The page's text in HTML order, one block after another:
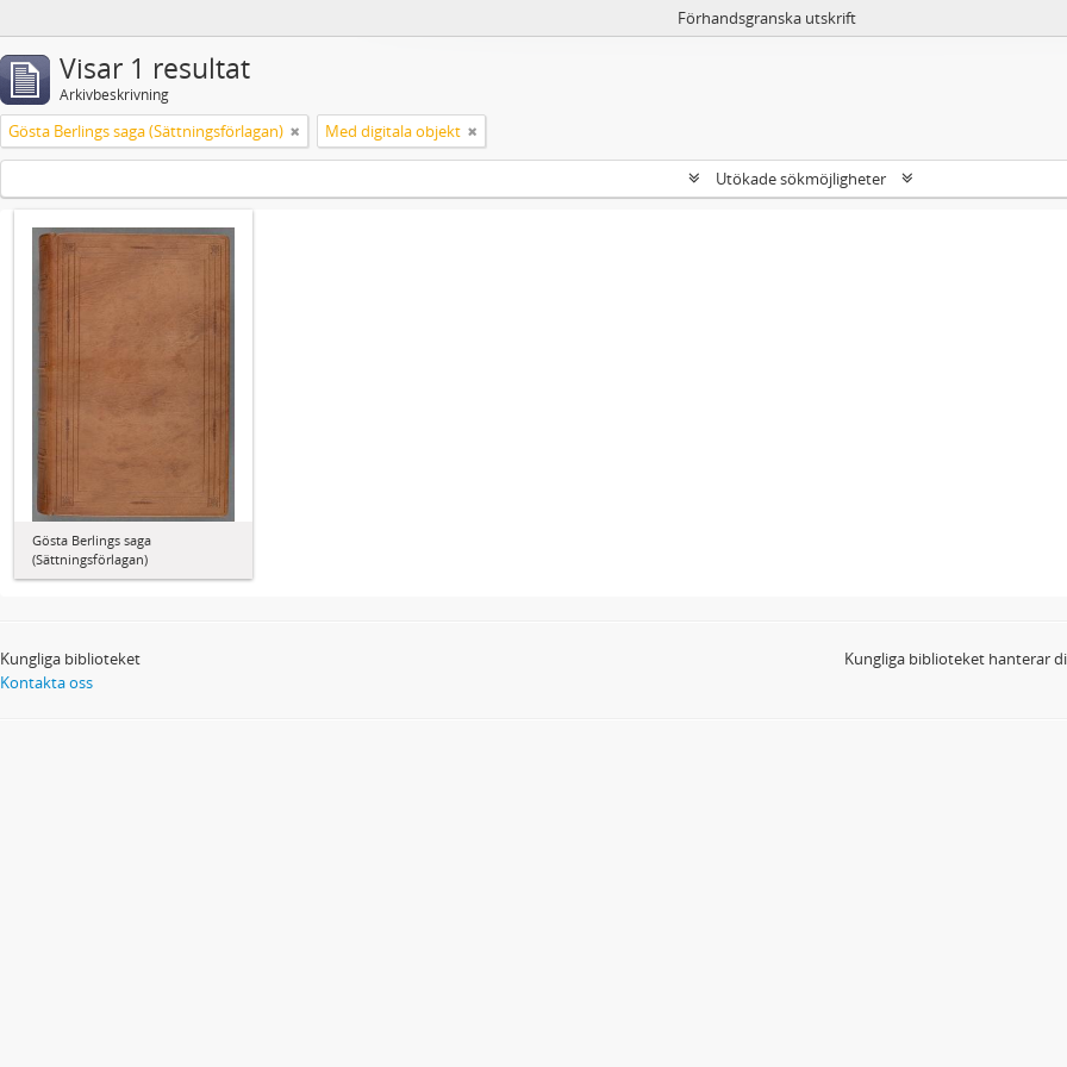
Förhandsgranska utskrift
Visar 1 resultat
Arkivbeskrivning
Gösta Berlings saga (Sättningsförlagan) Med digitala objekt
Utökade sökmöjligheter
Gösta Berlings saga
(Sättningsförlagan)
Kungliga biblioteket
Kontakta oss
Kungliga biblioteket hanterar